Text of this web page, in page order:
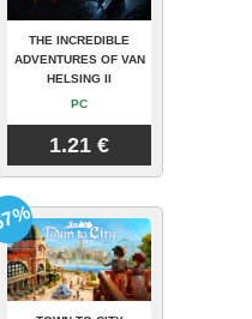
THE INCREDIBLE
ADVENTURES OF VAN
HELSING II
PC
1.21 €